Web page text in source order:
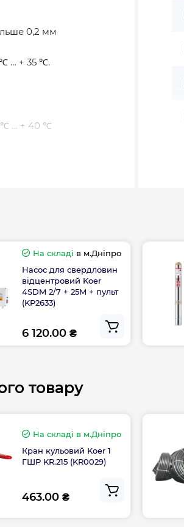
0,2 мм
… + 35 ℃.
℃ … + 40 ℃
і пропорційно
коліс – тим вище
з вбудованим
від
℃.
у годину з
На складі в м.Дніпро
Насос для свердловин
відцентровий Koer
4SDM 2/7 + 25M + пульт
(KP2633)
6 120.00 ₴
товару
На складі в м.Дніпро
Кран кульовий Koer 1
ГШР KR.215 (KR0029)
463.00 ₴